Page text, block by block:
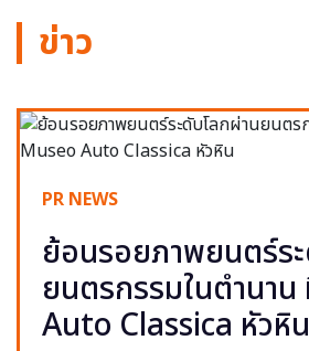
ข่าว
PR NEWS
ย้อนรอยภาพยนตร์ร
ยนตรกรรมในตำนา
Auto Classica หัวหิน